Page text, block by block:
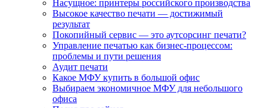
Насущное: принтеры российского производства
Высокое качество печати — достижимый
результат
Покопийный сервис — это аутсорсинг печати?
Управление печатью как бизнес-процессом:
проблемы и пути решения
Аудит печати
Какое МФУ купить в большой офис
Выбираем экономичное МФУ для небольшого
офиса